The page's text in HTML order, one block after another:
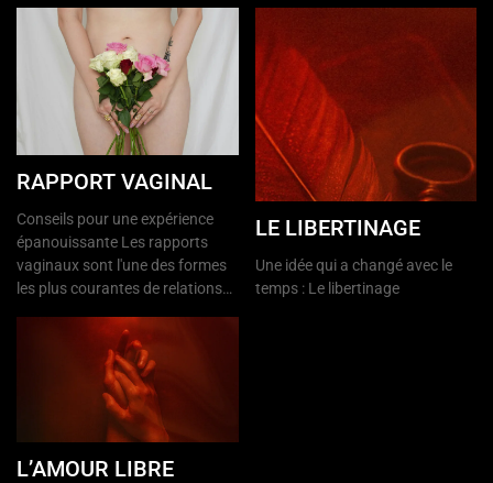
RAPPORT VAGINAL
Conseils pour une expérience
épanouissante Les rapports
vaginaux sont l'une des formes
les plus courantes de relations…
LE LIBERTINAGE
Une idée qui a changé avec le
temps : Le libertinage
L’AMOUR LIBRE